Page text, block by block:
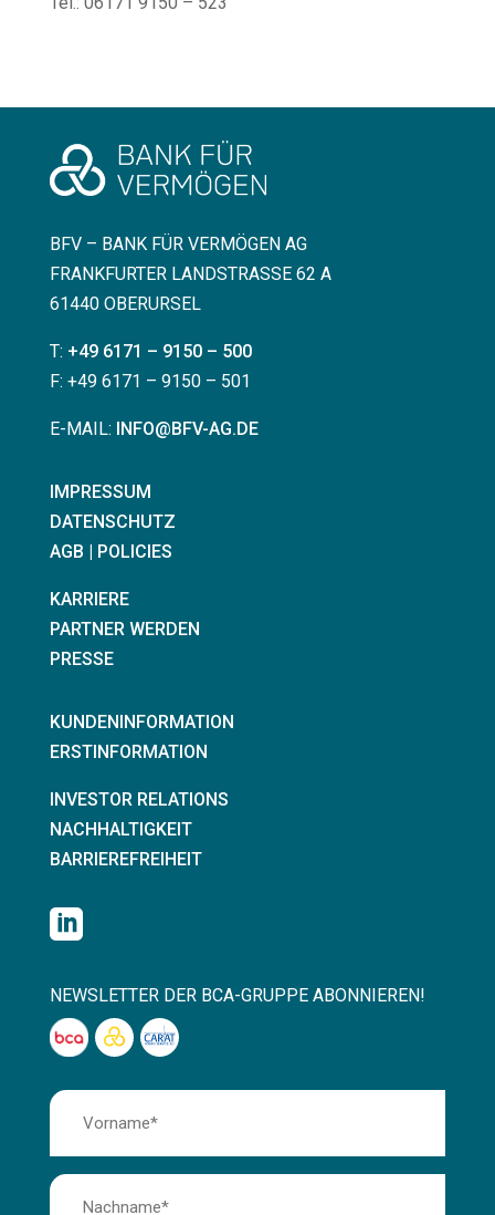
BFV – BANK FÜR VERMÖGEN AG
FRANKFURTER LANDSTRASSE 62 A
61440 OBERURSEL
T: +49 6171 – 9150 – 500
F: +49 6171 – 9150 – 501
E-MAIL: INFO@BFV-AG.DE
IMPRESSUM
DATENSCHUTZ
AGB | POLICIES
KARRIERE
PARTNER WERDEN
PRESSE
KUNDENINFORMATION
ERSTINFORMATION
INVESTOR RELATIONS
NACHHALTIGKEIT
BARRIEREFREIHEIT

NEWSLETTER DER BCA-GRUPPE ABONNIEREN!